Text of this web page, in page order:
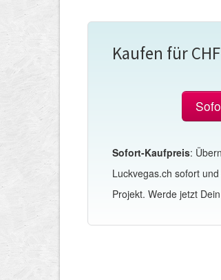
Kaufen für
Sofort-Kaufpreis:
Luckvegas.ch sofort
Projekt. Werde jetzt